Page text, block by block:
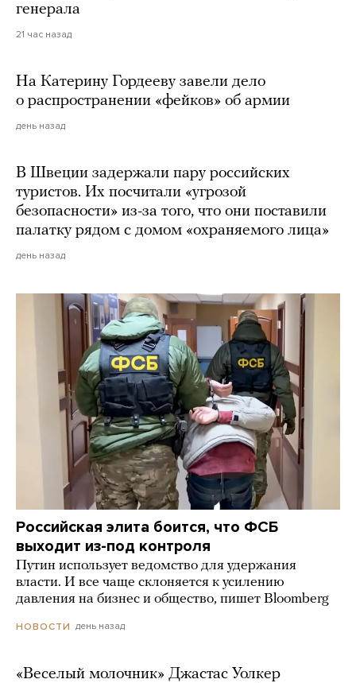
генерала
21 час назад
На Катерину Гордееву завели дело
о распространении «фейков» об армии
день назад
В Швеции задержали пару российских
туристов. Их посчитали «угрозой
безопасности» из-за того, что они поставили
палатку рядом с домом «охраняемого лица»
день назад
Российская элита боится, что ФСБ
выходит из-под контроля
Путин использует ведомство для удержания
власти. И все чаще склоняется к усилению
давления на бизнес и общество, пишет Bloomberg
НОВОСТИ день назад
«Веселый молочник» Джастас Уолкер